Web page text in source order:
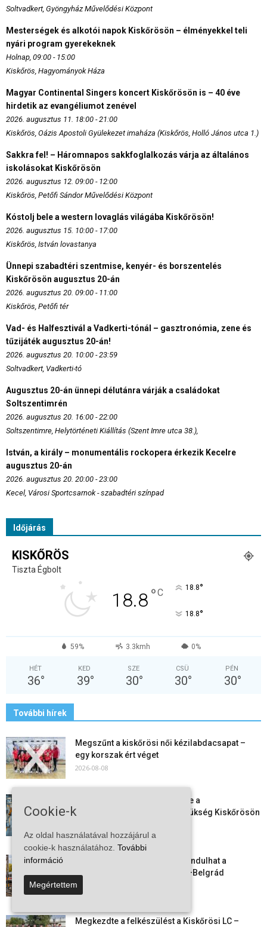
Soltvadkert, Gyöngyház Művelődési Központ
Mesterségek és alkotói napok Kiskőrösön – élményekkel teli
nyári program gyerekeknek
Holnap, 09:00 - 15:00
Kiskőrös, Hagyományok Háza
Magyar Continental Singers koncert Kiskőrösön is – 40 éve
hirdetik az evangéliumot zenével
2026. augusztus 11. 18:00 - 21:00
Kiskőrös, Oázis Apostoli Gyülekezet imaháza (Kiskőrös, Holló János utca 1.)
Sakkra fel! – Háromnapos sakkfoglalkozás várja az általános
iskolásokat Kiskőrösön
2026. augusztus 12. 09:00 - 12:00
Kiskőrös, Petőfi Sándor Művelődési Központ
Kóstolj bele a western lovaglás világába Kiskőrösön!
2026. augusztus 15. 10:00 - 17:00
Kiskőrös, István lovastanya
Ünnepi szabadtéri szentmise, kenyér- és borszentelés
Kiskőrösön augusztus 20-án
2026. augusztus 20. 09:00 - 11:00
Kiskőrös, Petőfi tér
Vad- és Halfesztivál a Vadkerti-tónál – gasztronómia, zene és
tűzijáték augusztus 20-án!
2026. augusztus 20. 10:00 - 23:59
Soltvadkert, Vadkerti-tó
Augusztus 20-án ünnepi délutánra várják a családokat
Soltszentimrén
2026. augusztus 20. 16:00 - 22:00
Soltszentimre, Helytörténeti Kiállítás (Szent Imre utca 38.),
István, a király – monumentális rockopera érkezik Kecelre
augusztus 20-án
2026. augusztus 20. 20:00 - 23:00
Kecel, Városi Sportcsarnok - szabadtéri színpad
Időjárás
KISKŐRÖS
Tiszta Égbolt
18.8°C 18.8°
18.8°
59% 3.3kmh 0%
HÉT
36°
KED
39°
SZE
30°
CSÜ
30°
PÉN
30°
További hírek
Megszűnt a kiskőrösi női kézilabdacsapat –
egy korszak ért véget
2026-08-08
Aktuális állásajánlatok: ezekre a
munkavállalókra van most szükség Kiskőrösön
2026-08-07
Vitézy Dávid: már ősszel újraindulhat a
személyszállítás a Budapest–Belgrád
vasútvonalon
2026-08-06
Megkezdte a felkészülést a Kiskőrösi LC –
Cookie-k
Az oldal használatával hozzájárul a
cookie-k használatához. További
információ
Megértettem